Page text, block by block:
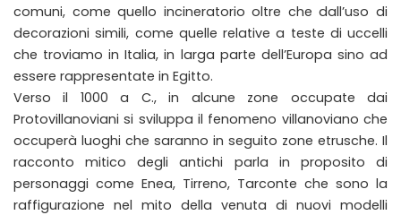
comuni, come quello incineratorio oltre che dall’uso di
decorazioni simili, come quelle relative a teste di uccelli
che troviamo in Italia, in larga parte dell’Europa sino ad
essere rappresentate in Egitto.
Verso il 1000 a C., in alcune zone occupate dai
Protovillanoviani si sviluppa il fenomeno villanoviano che
occuperà luoghi che saranno in seguito zone etrusche. Il
racconto mitico degli antichi parla in proposito di
personaggi come Enea, Tirreno, Tarconte che sono la
raffigurazione nel mito della venuta di nuovi modelli